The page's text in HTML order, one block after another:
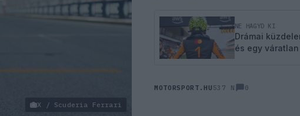
X / Scuderia Ferrari
NE HAGYD KI
Drámai
és egy
MOTORSPORT.HU 537 N 0